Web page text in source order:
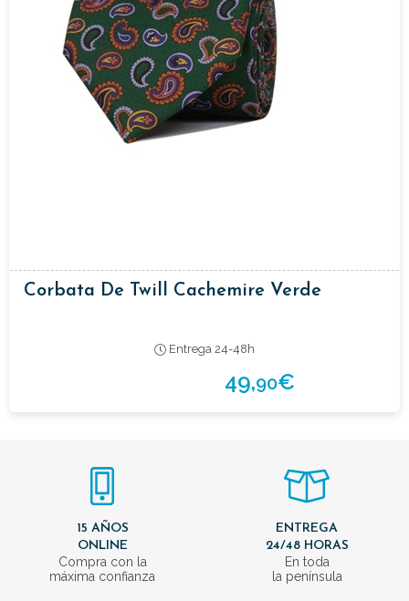
Corbata De Twill Cachemire Verde
Entrega 24-48h
49,90€
15 AÑOS
ONLINE
Compra con la
máxima confianza
ENTREGA
24/48 HORAS
En toda
la península